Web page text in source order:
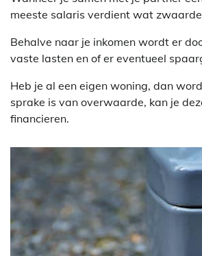
meeste salaris verdient wat
Behalve naar je inkomen wordt er
vaste lasten en of er eventueel
Heb je al een eigen woning, dan
sprake is van overwaarde, kan je
financieren.